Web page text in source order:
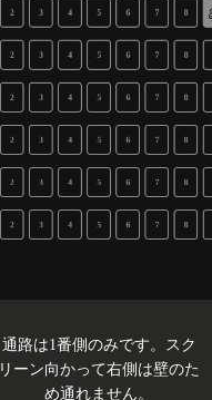
2 3 4 5 6 7 8
2 3 4 5 6 7 8
2 3 4 5 6 7 8
2 3 4 5 6 7 8
2 3 4 5 6 7 8
2 3 4 5 6 7 8
通路は1番側のみです。スク
リーン向かって右側は壁のた
め通れません。